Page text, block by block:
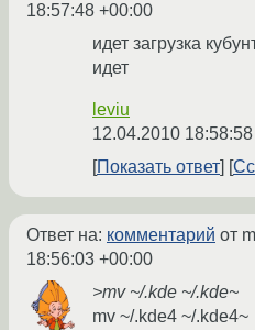
18:57:48 +00:00
идет загрузка
идет
leviu
12.04.2010
Показать ответ
Ответ на: комментарий от
18:56:03 +00:00
>mv ~/.kde ~/.kde~
mv ~/.kde4 ~/.kde4~